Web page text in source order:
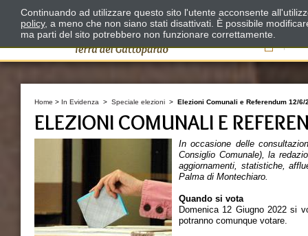
Il
Home > In Evidenza > Speciale elezioni > Elezioni Comunali e Referendum 12/6/
ELEZIONI COMUNALI E
In occasione delle
Consiglio Comunale), la
aggiornamenti, statistiche,
Palma di Montechiaro.
Quando si vota
Domenica 12 Giugno 2022 si
potranno comunque votare.
Continuando ad utilizzare questo sito l'utente acconsente
policy, a meno che non siano stati disattivati. È possibile
ma parti del sito potrebbero non funzionare correttamente.